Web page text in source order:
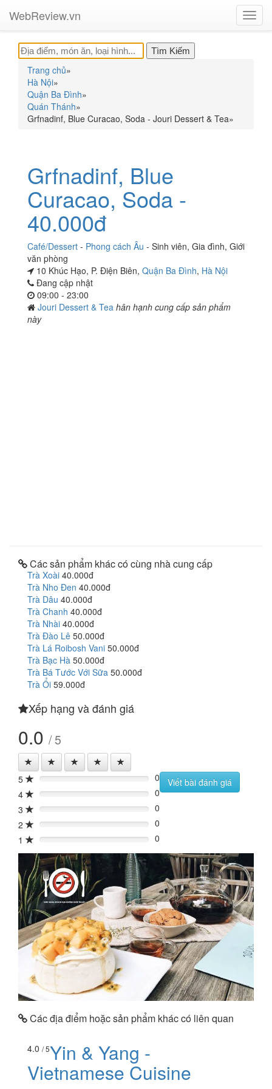
WebReview.vn
Trang chủ»
Hà Nội»
Quận Ba Đình»
Quán Thánh»
Grfnadinf, Blue Curacao, Soda - Jouri Dessert & Tea»
Grfnadinf, Blue
Curacao, Soda -
40.000đ
Café/Dessert - Phong cách Âu - Sinh viên, Gia đình, Giới
văn phòng
10 Khúc Hạo, P. Điện Biên, Quận Ba Đình, Hà Nội
Đang cập nhật
09:00 - 23:00
Jouri Dessert & Tea hân hạnh cung cấp sản phẩm
này
Các sản phẩm khác có cùng nhà cung cấp
Trà Xoài 40.000đ
Trà Nho Đen 40.000đ
Trà Dâu 40.000đ
Trà Chanh 40.000đ
Trà Nhài 40.000đ
Trà Đào Lê 50.000đ
Trà Lá Roibosh Vani 50.000đ
Trà Bạc Hà 50.000đ
Trà Bá Tước Với Sữa 50.000đ
Trà Ổi 59.000đ
Xếp hạng và đánh giá
0.0 / 5
5 0%
0
4
0%
0
3
0%
0
2
0%
0
1
0% 0
Viết bài đánh giá
Các địa điểm hoặc sản phẩm khác có liên quan
4.0 / 5Yin & Yang -
Vietnamese Cuisine